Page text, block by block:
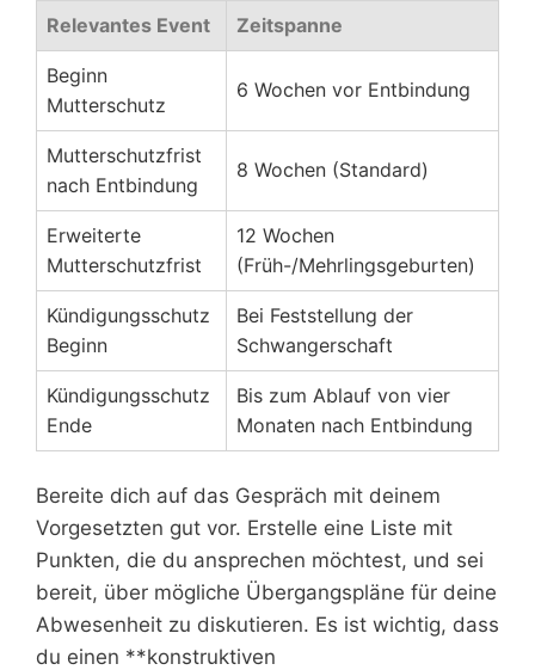
Relevantes Event Zeitspanne
Beginn
Mutterschutz
6 Wochen vor Entbindung
Mutterschutzfrist
nach Entbindung
8 Wochen (Standard)
Erweiterte
Mutterschutzfrist
12 Wochen
(Früh-/Mehrlingsgeburten)
Kündigungsschutz
Beginn
Bei Feststellung der
Schwangerschaft
Kündigungsschutz
Ende
Bis zum Ablauf von vier
Monaten nach Entbindung
Bereite dich auf das Gespräch mit deinem
Vorgesetzten gut vor. Erstelle eine Liste mit
Punkten, die du ansprechen möchtest, und sei
bereit, über mögliche Übergangspläne für deine
Abwesenheit zu diskutieren. Es ist wichtig, dass
du einen **konstruktiven